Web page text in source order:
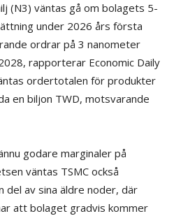
(N3) väntas gå om bolagets 5-
under 2026 års första
ordrar på 3 nanometer
rapporterar Economic Daily
ordertotalen för produkter
en biljon TWD, motsvarande
godare marginaler på
väntas TSMC också
del av sina äldre noder, där
att bolaget gradvis kommer